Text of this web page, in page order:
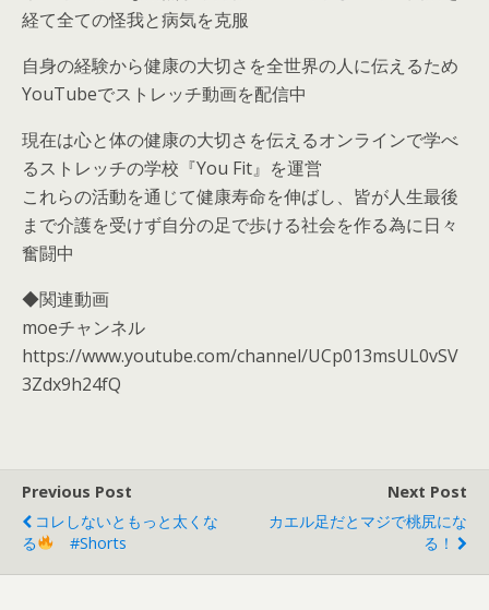
経て全ての怪我と病気を克服
自身の経験から健康の大切さを全世界の人に伝えるため
YouTubeでストレッチ動画を配信中
現在は心と体の健康の大切さを伝えるオンラインで学べ
るストレッチの学校『You Fit』を運営
これらの活動を通じて健康寿命を伸ばし、皆が人生最後
まで介護を受けず自分の足で歩ける社会を作る為に日々
奮闘中
◆関連動画
moeチャンネル
https://www.youtube.com/channel/UCp013msUL0vSV
3Zdx9h24fQ
Previous Post
コレしないともっと太くな
る
#shorts
Next Post
カエル足だとマジで桃尻にな
る！